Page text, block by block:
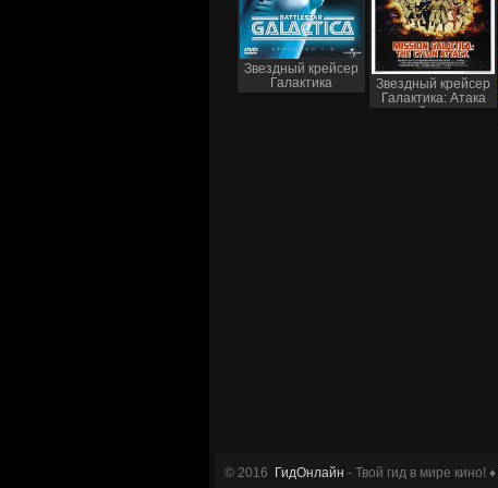
Звездный крейсер
Галактика
Звездный крейсер
Галактика: Атака
сайлонов
© 2016 ГидОнлайн - Твой гид в мире кино! ♦